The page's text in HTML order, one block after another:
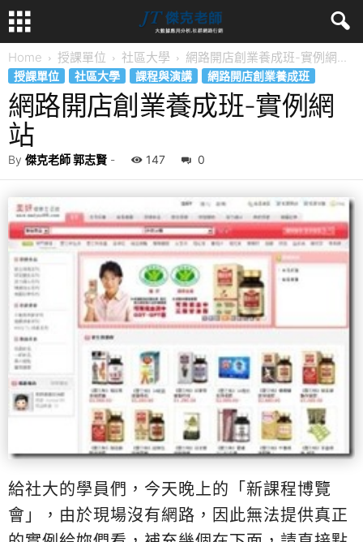
Home 授課單位 社區大學 網路開店創業養成班-實例網...
授課單位 社區大學 課程與演講 網路開店創業養成班
網路開店創業養成班-實例網
站
By 傑克老師 郭志賢- 147 0
給社大的學員們，今天晚上的「新課程博覽
會」，由於現場沒有網路，因此無法提供真正